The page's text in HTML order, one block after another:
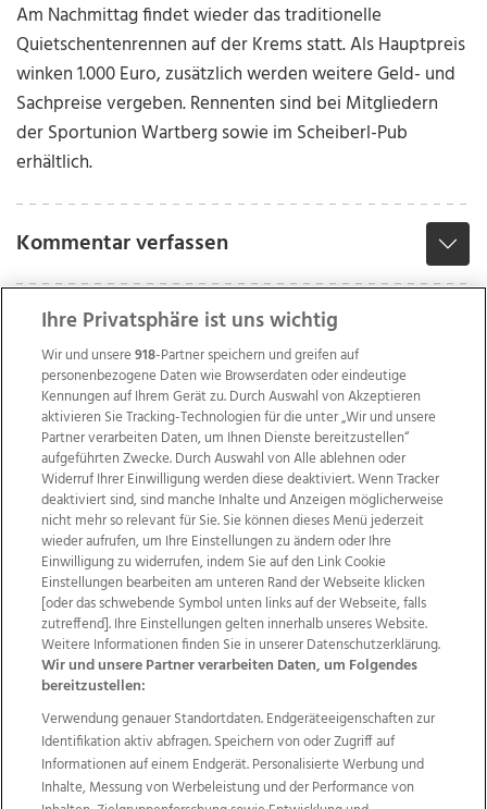
Am Nachmittag findet wieder das traditionelle
Quietschentenrennen auf der Krems statt. Als Hauptpreis
winken 1.000 Euro, zusätzlich werden weitere Geld- und
Sachpreise vergeben. Rennenten sind bei Mitgliedern
der Sportunion Wartberg sowie im Scheiberl-Pub
erhältlich.
Kommentar verfassen
Wir über uns Mediadaten Kontakt
Jobs
Datenschutz
Impressum
AGB Anzeigekunden
AGB Website
Ehrenkodex Politische Werbung
Weitere Angebote des Medienhauses Wimmer
TV1 di-mog-i.at OÖNow
Ischler Woche
Life Radio
OÖNachrichten
OÖN Immobilien
OÖN Karriere
OÖN Reise
Promenaden Galerien
Ihre Privatsphäre ist uns wichtig
Wir und unsere918-Partner speichern und greifen auf
personenbezogene Daten wie Browserdaten oder eindeutige
Kennungen auf Ihrem Gerät zu. Durch Auswahl von Akzeptieren
aktivieren Sie Tracking-Technologien für die unter „Wir und unsere
Partner verarbeiten Daten, um Ihnen Dienste bereitzustellen“
aufgeführten Zwecke. Durch Auswahl von Alle ablehnen oder
Widerruf Ihrer Einwilligung werden diese deaktiviert. Wenn Tracker
deaktiviert sind, sind manche Inhalte und Anzeigen möglicherweise
nicht mehr so relevant für Sie. Sie können dieses Menü jederzeit
wieder aufrufen, um Ihre Einstellungen zu ändern oder Ihre
Einwilligung zu widerrufen, indem Sie auf den Link Cookie
Einstellungen bearbeiten am unteren Rand der Webseite klicken
[oder das schwebende Symbol unten links auf der Webseite, falls
zutreffend]. Ihre Einstellungen gelten innerhalb unseres Website.
Weitere Informationen finden Sie in unserer Datenschutzerklärung.
Wir und unsere Partner verarbeiten Daten, um Folgendes
bereitzustellen:
Verwendung genauer Standortdaten. Endgeräteeigenschaften zur
Identifikation aktiv abfragen. Speichern von oder Zugriff auf
Informationen auf einem Endgerät. Personalisierte Werbung und
Inhalte, Messung von Werbeleistung und der Performance von